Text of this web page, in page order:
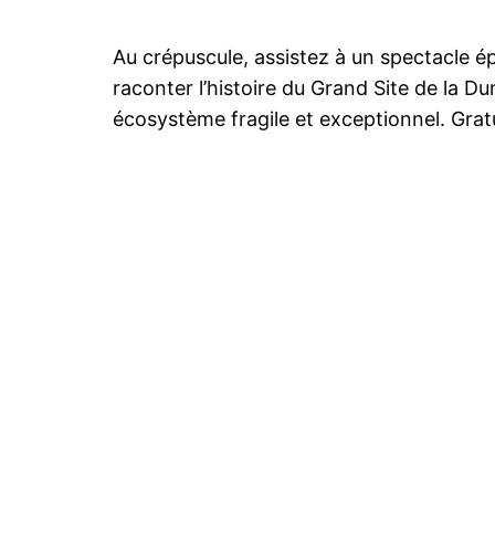
Au crépuscule, assistez à un spectacle
raconter l’histoire du Grand Site de la
écosystème fragile et exceptionnel.